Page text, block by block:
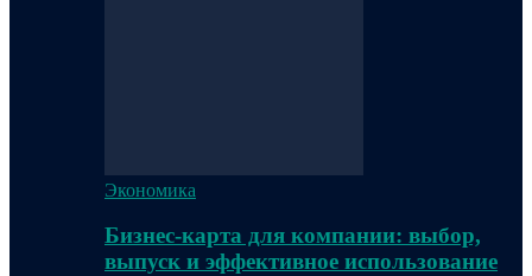
Экономика
Бизнес-карта для компании: выбор,
выпуск и эффективное использование